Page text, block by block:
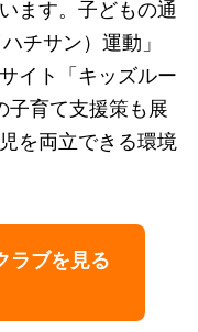
ます。子どもの通
チサン）運動」
イト「キッズルー
子育て支援策も展
を両立できる環境
ラブを見る